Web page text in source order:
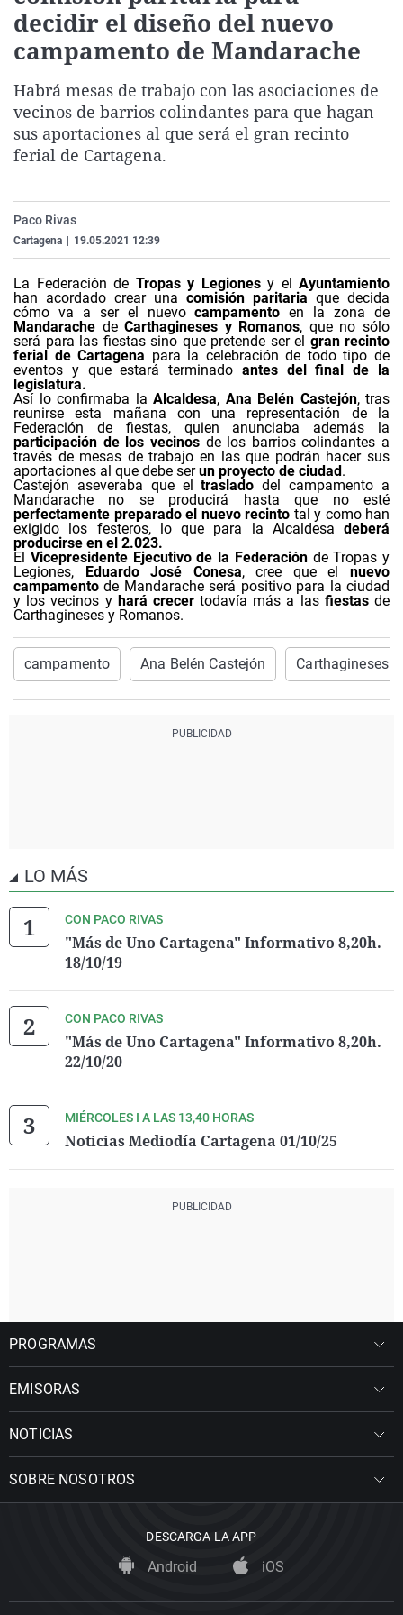
La rosa de los vientos
Gente viajera
Caso
Retornados
Operación Viuda
Extremadura
Galicia
Navarra
País Vasco
Virales
Televisión
decidir el diseño del nuevo
campamento de Mandarache
Habrá mesas de trabajo con las asociaciones de
vecinos de barrios colindantes para que hagan
sus aportaciones al que será el gran recinto
ferial de Cartagena.
Paco Rivas
Cartagena 19.05.2021 12:39
La Federación de Tropas y Legiones y el Ayuntamiento
han acordado crear una comisión paritaria que decida
cómo va a ser el nuevocampamento en la zona de
Mandarache deCarthagineses y Romanos, que no sólo
será para las fiestas sino que pretende ser el gran recinto
ferial de Cartagena para la celebración de todo tipo de
eventos y que estará terminado antes del final de la
legislatura.
Así lo confirmaba la Alcaldesa, Ana Belén Castejón, tras
reunirse esta mañana con una representación de la
Federación de fiestas, quien anunciaba además la
participación de los vecinosde los barrios colindantes a
través de mesas de trabajo en las que podrán hacer sus
aportaciones al que debe serun proyecto de ciudad.
Castejón aseveraba que eltraslado del campamento a
Mandarache no se producirá hasta que no esté
perfectamente preparado el nuevo recinto tal y como han
exigido los festeros, lo que para la Alcaldesa deberá
producirse en el 2.023.
El Vicepresidente Ejecutivo de la Federaciónde Tropas y
Legiones, Eduardo José Conesa, cree que elnuevo
campamento de Mandarache será positivo para la ciudad
y los vecinos y hará crecertodavía más a las fiestasde
Carthagineses y Romanos.
campamento Ana Belén Castejón Carthagineses
LO MÁS
CON PACO RIVAS
"Más de Uno Cartagena" Informativo 8,20h.
18/10/19
CON PACO RIVAS
"Más de Uno Cartagena" Informativo 8,20h.
22/10/20
MIÉRCOLES I A LAS 13,40 HORAS
Noticias Mediodía Cartagena 01/10/25
PROGRAMAS
EMISORAS
NOTICIAS
SOBRE NOSOTROS
DESCARGA LA APP
Android iOS